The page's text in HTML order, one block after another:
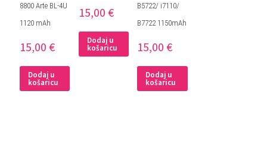
8800 Arte BL-4U
1120 mAh
15,00 €
Dodaj u
košaricu
15,00 €
Dodaj u
košaricu
B5722/ i7110/
B7722 1150mAh
15,00€
Dodaj u
košaricu